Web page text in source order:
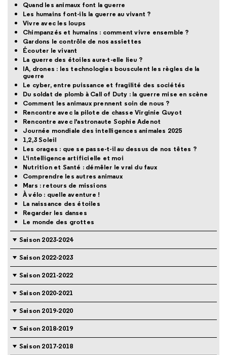
Quand les animaux font la guerre
Les humains font-ils la guerre au vivant ?
Vivre avec les loups
Chimpanzés et humains : comment vivre ensemble ?
Gardons le contrôle de nos assiettes
Écouter le vivant
La guerre des étoiles aura-t-elle lieu ?
IA, drones : les technologies bousculent les règles de la
guerre
Le cyber, entre puissance et fragilité des sociétés
Du soldat de plomb à Call of Duty : la guerre mise en scène
Comment les animaux prennent soin de nous ?
Rencontre avec la pilote de chasse Virginie Guyot
Rencontre avec l'astronaute Sophie Adenot
Journée mondiale des intelligences animales 2025
1,2,3 Soleil
Les orages : que se passe-t-il au dessus de nos têtes ?
L'intelligence artificielle et moi
Nutrition et Santé : démêler le vrai du faux
Comprendre les autres animaux
Mars : retours de missions
À vélo : quelle aventure !
La naissance des étoiles
Regarder les danses
Le monde des grottes
Saison 2023-2024
Saison 2022-2023
Saison 2021-2022
Saison 2020-2021
Saison 2019-2020
Saison 2018-2019
Saison 2017-2018